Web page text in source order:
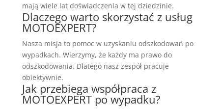
mają wiele lat doświadczenia w tej dziedzinie.
Dlaczego warto skorzystać z usług
MOTOEXPERT?
Nasza misja to pomoc w uzyskaniu odszkodowań po
wypadkach. Wierzymy, że każdy ma prawo do
odszkodowania. Dlatego nasz zespół pracuje
obiektywnie.
Jak przebiega współpraca z
MOTOEXPERT po wypadku?